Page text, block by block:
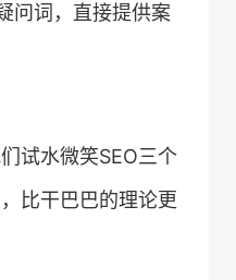
问词，直接提供案
试水微笑SEO三个
比干巴巴的理论更